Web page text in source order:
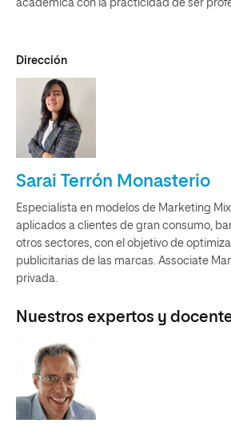
académica con la practicidad de ser
Dirección
Sarai Terrón Monasterio
Especialista en modelos de Marketing
aplicados a clientes de gran consumo,
otros sectores, con el objetivo de
publicitarias de las marcas. Associate
privada.
Nuestros expertos y